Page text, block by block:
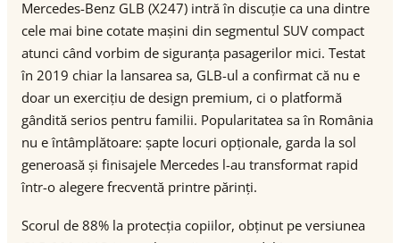
Mercedes-Benz GLB (X247) intră în discuție ca una dintre
cele mai bine cotate mașini din segmentul SUV compact
atunci când vorbim de siguranța pasagerilor mici. Testat
în 2019 chiar la lansarea sa, GLB-ul a confirmat că nu e
doar un exercițiu de design premium, ci o platformă
gândită serios pentru familii. Popularitatea sa în România
nu e întâmplătoare: șapte locuri opționale, garda la sol
generoasă și finisajele Mercedes l-au transformat rapid
într-o alegere frecventă printre părinți.
Scorul de 88% la protecția copiilor, obținut pe versiunea